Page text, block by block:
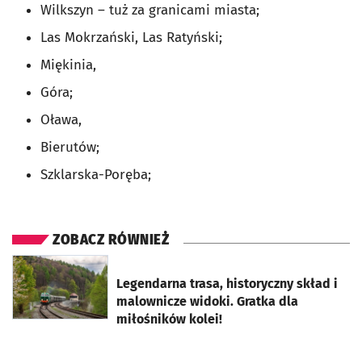
Wilkszyn – tuż za granicami miasta;
Las Mokrzański, Las Ratyński;
Miękinia,
Góra;
Oława,
Bierutów;
Szklarska-Poręba;
ZOBACZ RÓWNIEŻ
Legendarna trasa, historyczny skład i
malownicze widoki. Gratka dla
miłośników kolei!
otworzy się w nowej karcie